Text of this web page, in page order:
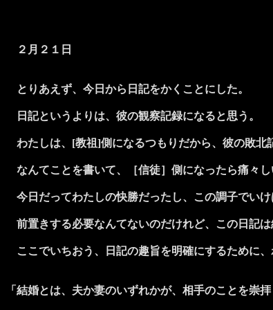
２月２１日
とりあえず、今日から日記をかくことにした。
日記というよりは、彼の観察記録になると思う。
わたしは、[教祖]側になるつもりだから、彼の敗北
なんてことを書いて、［信徒］側になったら痛々し
今日だってわたしの快勝だったし、この調子でい
前置きする必要なんてないのだけれど、この日記は
ここでいちおう、日記の趣旨を明確にするために
「結婚とは、夫か妻のいずれかが、相手のことを崇